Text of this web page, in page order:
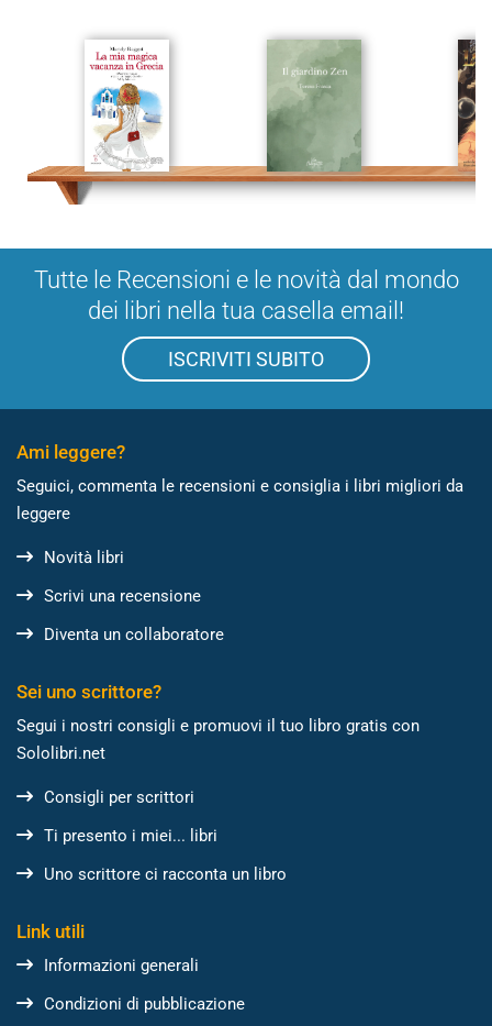
Tutte le Recensioni e le novità dal mondo
dei libri nella tua casella email!
ISCRIVITI SUBITO
Ami leggere?
Seguici, commenta le recensioni e consiglia i libri migliori da
leggere
Novità libri
Scrivi una recensione
Diventa un collaboratore
Sei uno scrittore?
Segui i nostri consigli e promuovi il tuo libro gratis con
Sololibri.net
Consigli per scrittori
Ti presento i miei... libri
Uno scrittore ci racconta un libro
Link utili
Informazioni generali
Condizioni di pubblicazione